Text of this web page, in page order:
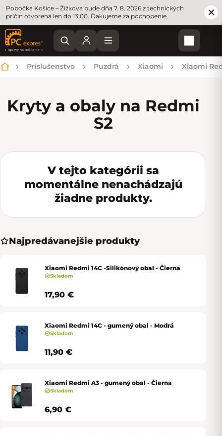
Pobočka Košice – Žižkova bude dňa 7. 8. 2026 z technických
príčin otvorená len do 13:00. Ďakujeme za pochopenie.
Domov
Príslušenstvo Puzdrá Xiaomi Xiaomi
Kryty a obaly na Redmi
S2
V tejto kategórii sa
momentálne nenachádzajú
žiadne produkty.
Najpredávanejšie produkty
Xiaomi Redmi 14C -Silikónový obal - Čierna
Skladom
17,90 €
Xiaomi Redmi 14C - gumený obal - Modrá
Skladom
11,90 €
Xiaomi Redmi A3 - gumený obal - Čierna
Skladom
6,90 €